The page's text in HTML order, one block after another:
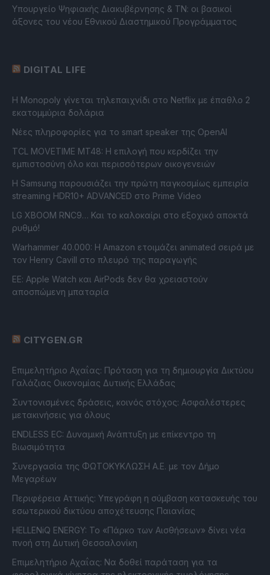
Υπουργείο Ψηφιακής Διακυβέρνησης & ΤΝ: οι βασικοί
άξονες του νέου Εθνικού Διαστημικού Προγράμματος
DIGITAL LIFE
Η Monopoly γίνεται τηλεπαιχνίδι στο Netflix με έπαθλο 2
εκατομμύρια δολάρια
Νέες πληροφορίες για το smart speaker της OpenAI
TCL MOVETIME MT48: Η επιλογή που κερδίζει την
εμπιστοσύνη όλο και περισσότερων οικογενειών
Η Samsung παρουσιάζει την πρώτη παγκοσμίως εμπειρία
streaming HDR10+ ADVANCED στο Prime Video
LG XBOOM RNC9… Και το καλοκαίρι στο εξοχικό αποκτά
ρυθμό!
Warhammer 40.000: Η Amazon ετοιμάζει animated σειρά με
τον Henry Cavill στο πλευρό της παραγωγής
ΕΕ: Apple Watch και AirPods δεν θα χρειαστούν
αποσπώμενη μπαταρία
CITYGEN.GR
Επιμελητήριο Αχαΐας: Πρόταση για τη δημιουργία Δικτύου
Γαλάζιας Οικονομίας Δυτικής Ελλάδας
Συντονισμένες δράσεις, κοινός στόχος: Ασφαλέστερες
μετακινήσεις για όλους
ENDLESS EC: Δυναμική Ανάπτυξη με επίκεντρο τη
Βιωσιμότητα
Συνεργασία της ΦΩΤΟΚΥΚΛΩΣΗ Α.Ε. με τον Δήμο
Μεγαρέων
Περιφέρεια Αττικής: Υπεγράφη η σύμβαση κατασκευής του
εσωτερικού δικτύου αποχέτευσης Παιανίας
HELLENiQ ENERGY: Το «Πάρκο των Αισθήσεων» δίνει νέα
πνοή στη Δυτική Θεσσαλονίκη
Επιμελητήριο Αχαΐας: Να δοθεί παράταση για τα